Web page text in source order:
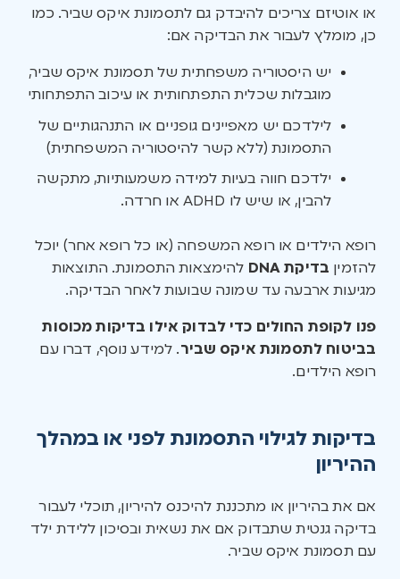
או אוטיזם צריכים להיבדק גם לתסמונת איקס שביר. כמו
כן, מומלץ לעבור את הבדיקה אם:
יש היסטוריה משפחתית של תסמונת איקס שביר,
מוגבלות שכלית התפתחותית או עיכוב התפתחותי
לילדכם יש מאפיינים גופניים או התנהגותיים של
התסמונת (ללא קשר להיסטוריה המשפחתית)
ילדכם חווה בעיות למידה משמעותיות, מתקשה
להבין, או שיש לו ADHD או חרדה.
רופא הילדים או רופא המשפחה (או כל רופא אחר) יוכל
להזמין בדיקת DNA
להימצאות התסמונת. התוצאות
מגיעות ארבעה עד שמונה שבועות לאחר הבדיקה.
פנו לקופת החולים כדי לבדוק אילו בדיקות מכוסות
בביטוח לתסמונת איקס שביר. למידע נוסף, דברו עם
רופא הילדים.
בדיקות לגילוי התסמונת לפני או במהלך
ההיריון
אם את בהיריון או מתכננת להיכנס להיריון, תוכלי לעבור
בדיקה גנטית שתבדוק אם את נשאית ובסיכון ללידת ילד
עם תסמונת איקס שביר.